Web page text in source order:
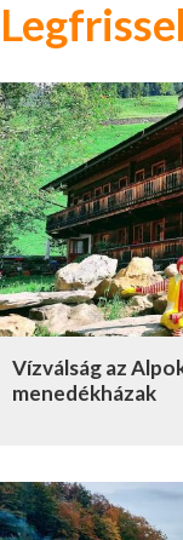
Vízválság az
menedékházak